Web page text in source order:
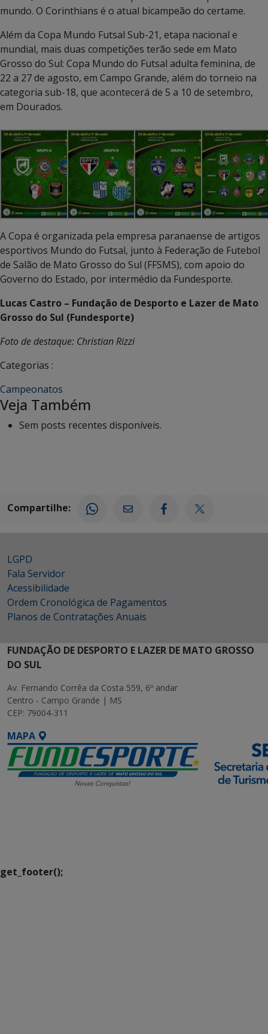
mundo. O Corinthians é o atual bicampeão do certame.
Além da Copa Mundo Futsal Sub-21, etapa nacional e
mundial, mais duas competições terão sede em Mato
Grosso do Sul: Copa Mundo do Futsal adulta feminina, de
22 a 27 de agosto, em Campo Grande, além do torneio na
categoria sub-18, que acontecerá de 5 a 10 de setembro,
em Dourados.
A Copa é organizada pela empresa paranaense de artigos
esportivos Mundo do Futsal, junto à Federação de Futebol
de Salão de Mato Grosso do Sul (FFSMS), com apoio do
Governo do Estado, por intermédio da Fundesporte.
Lucas Castro – Fundação de Desporto e Lazer de Mato
Grosso do Sul (Fundesporte)
Foto de destaque: Christian Rizzi
Categorias :
Campeonatos
Veja Também
Sem posts recentes disponíveis.
Compartilhe:
LGPD
Fala Servidor
Acessibilidade
Ordem Cronológica de Pagamentos
Planos de Contratações Anuais
FUNDAÇÃO DE DESPORTO E LAZER DE MATO GROSSO
DO SUL
Av. Fernando Corrêa da Costa 559, 6º andar
Centro - Campo Grande | MS
CEP: 79004-311
MAPA
get_footer();